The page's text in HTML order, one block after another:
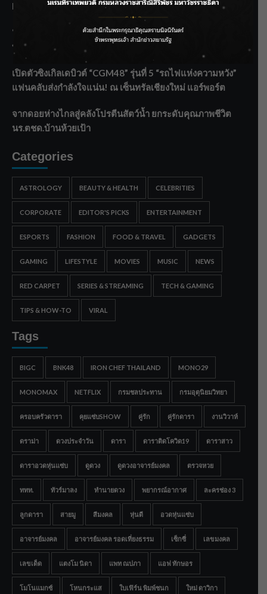
Malaysia พร้อมโชว์สุดประทับใจ
“สุริยะ” สั่งกรมชลฯ เฝ้าระวังน้ำ 24 ชม. รับมือฝนสิงหาคม
บริหารเชิงรุกลดเสี่ยงน้ำท่วม
เปิดตัวซิงเกิลเดบิวต์ “CGM48” รุ่นที่ 5 “รถไฟแห่งความหวัง”
แฟนคลับส่งกำลังใจแน่น! ณ เซ็นทรัลเชียงใหม่ แอร์พอร์ต
จากดอยห่างไกลสู่คลังโปรตีนสัตว์น้ำ ยกระดับคุณภาพชีวิต
นร.ตชด.บ้านห้วยเป้า
Categories
ASTROLOGY BEAUTY & HEALTH CELEBRITIES
CORPORATE EDITOR'S PICKS ENTERTAINMENT
ESPORTS FASHION FOOD & TRAVEL GADGETS
GAMING LIFESTYLE MOVIES MUSIC NEWS
RED CARPET SERIES & STREAMING TECH & GAMING
TIPS & HOW-TO VIRAL
Tags
BIGC BNK48 IRON CHEF THAILAND MONO29
MONOMAX NETFLIX กรมชลประทาน กรมอุตุนิยมวิทยา
ครอบครัวดารา คุยแซ่บSHOW คู่รัก คู่รักดารา งานวิวาห์
ดราม่า ดวงประจำวัน ดารา ดาราติดโควิด19 ดาราสาว
ดาราอวดหุ่นแซ่บ ดูดวง ดูดวงอาจารย์มงคล ตรวจหวย
ททท. ทัวร์มาลง ทำนายดวง พยากรณ์อากาศ ละครช่อง 3
ลูกดารา สายมู สีมงคล หุ่นดี อวดหุ่นแซ่บ
อาจารย์มงคล อาจารย์มงคล รอดเที่ยงธรรม เซ็กซี่ เลขมงคล
เลขเด็ด แตงโม นิดา แพท ณปภา แอฟ ทักษอร
โมโนแมกซ์ โหนกระแส ใบเฟิร์น พิมพ์ชนก ใหม่ ดาวิกา